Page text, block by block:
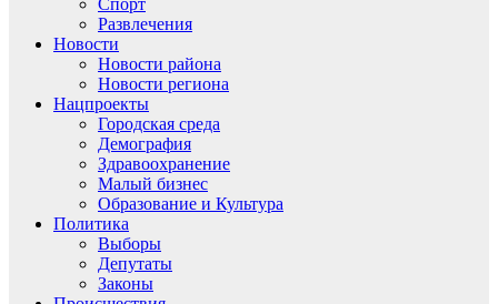
Спорт
Развлечения
Новости
Новости района
Новости региона
Нацпроекты
Городская среда
Демография
Здравоохранение
Малый бизнес
Образование и Культура
Политика
Выборы
Депутаты
Законы